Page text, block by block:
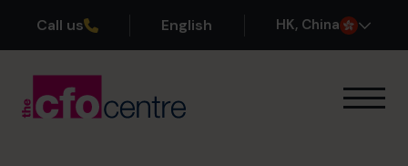
Call us English HK, China